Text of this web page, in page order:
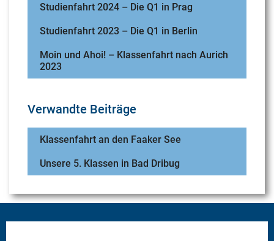
Studienfahrt 2024 – Die Q1 in Prag
Studienfahrt 2023 – Die Q1 in Berlin
Moin und Ahoi! – Klassenfahrt nach Aurich
2023
Verwandte Beiträge
Klassenfahrt an den Faaker See
Unsere 5. Klassen in Bad Dribug